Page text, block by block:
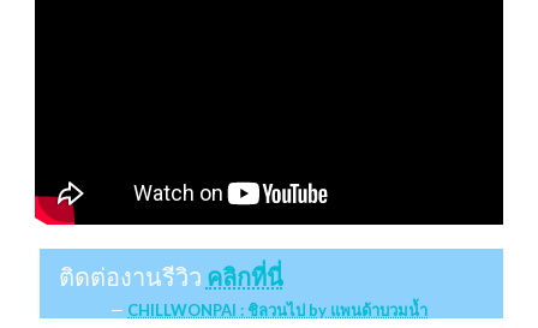
ติดต่องานรีวิว คลิกที่นี่
CHILLWONPAI : ชิลวนไป by แพนด้าบวมน้ำ